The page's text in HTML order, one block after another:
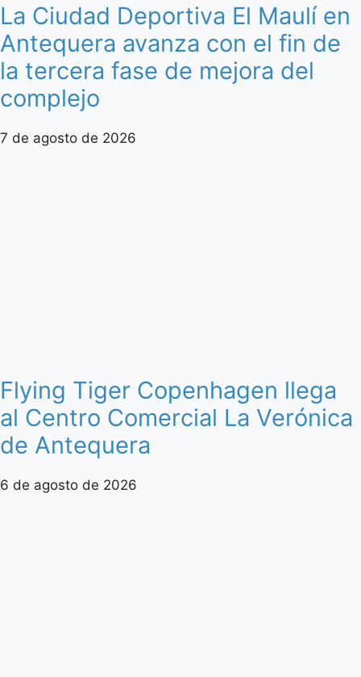
La Ciudad Deportiva El Maulí en
Antequera avanza con el fin de
la tercera fase de mejora del
complejo
7 de agosto de 2026
Flying Tiger Copenhagen llega
al Centro Comercial La Verónica
de Antequera
6 de agosto de 2026